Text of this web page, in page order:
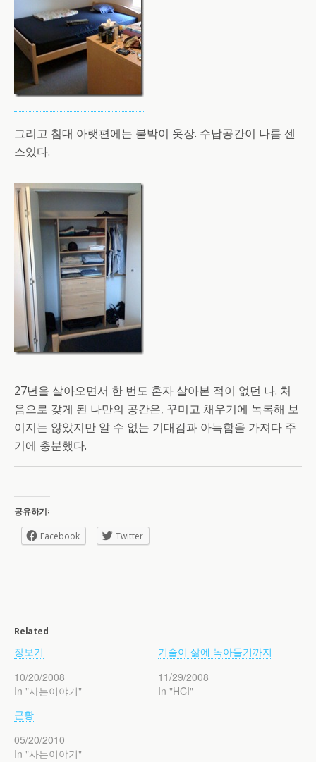
그리고 침대 아랫편에는 붙박이 옷장. 수납공간이 나름 센
스있다.
27년을 살아오면서 한 번도 혼자 살아본 적이 없던 나. 처
음으로 갖게 된 나만의 공간은, 꾸미고 채우기에 녹록해 보
이지는 않았지만 알 수 없는 기대감과 아늑함을 가져다 주
기에 충분했다.
공유하기:
Facebook Twitter
Related
장보기
10/20/2008
In "사는이야기"
기술이 삶에 녹아들기까지
11/29/2008
In "HCI"
근황
05/20/2010
In "사는이야기"